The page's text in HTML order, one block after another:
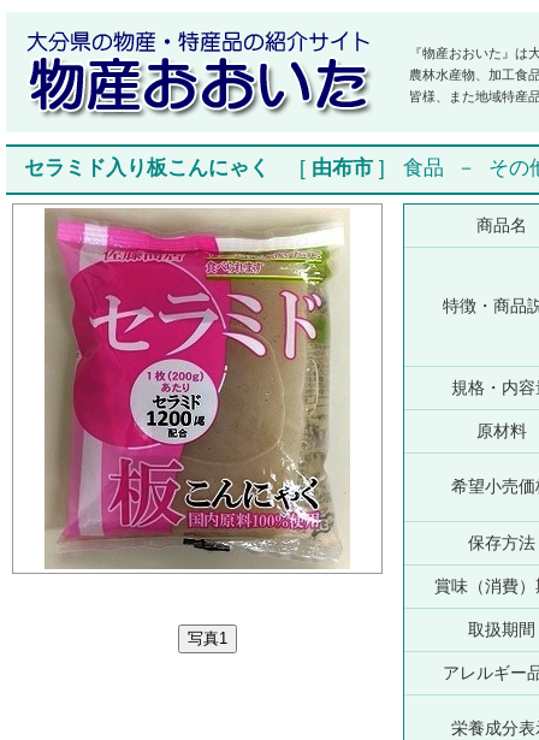
『物産おおいた』は
農林水産物、加工食
皆様、また地域特産
セラミド入り板こんにゃく [ 由布市 ] 食品 － その
商品名
特徴・商品
規格・内容
原材料
希望小売価
保存方法
賞味（消費）
取扱期間
アレルギー
栄養成分表